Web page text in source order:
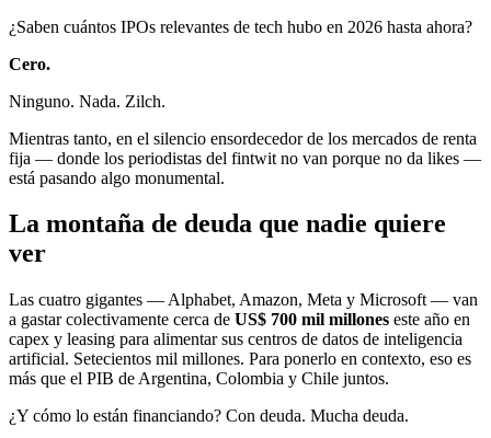
¿Saben cuántos IPOs relevantes de tech hubo en 2026 hasta ahora?
Cero.
Ninguno. Nada. Zilch.
Mientras tanto, en el silencio ensordecedor de los mercados de renta
fija — donde los periodistas del fintwit no van porque no da likes —
está pasando algo monumental.
La montaña de deuda que nadie quiere
ver
Las cuatro gigantes — Alphabet, Amazon, Meta y Microsoft — van
a gastar colectivamente cerca de US$ 700 mil millones este año en
capex y leasing para alimentar sus centros de datos de inteligencia
artificial. Setecientos mil millones. Para ponerlo en contexto, eso es
más que el PIB de Argentina, Colombia y Chile juntos.
¿Y cómo lo están financiando? Con deuda. Mucha deuda.